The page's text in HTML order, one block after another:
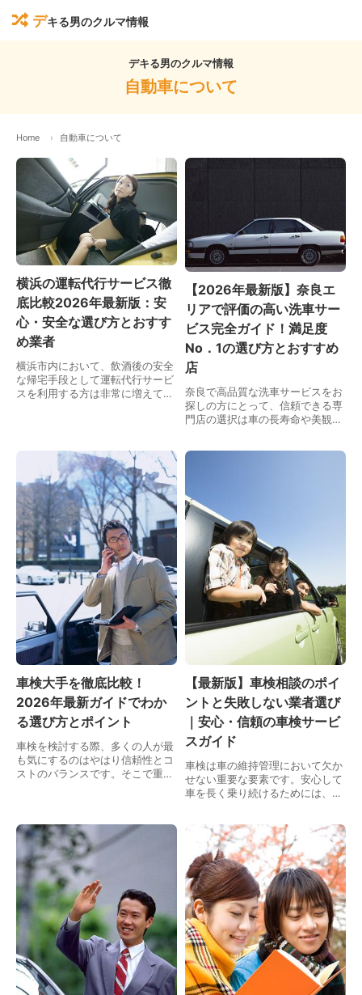
デキる男のクルマ情報
デキる男のクルマ情報
自動車について
Home 自動車について
横浜の運転代行サービス徹
底比較2026年最新版：安
心・安全な選び方とおすす
め業者
横浜市内において、飲酒後の安全
な帰宅手段として運転代行サービ
スを利用する方は非常に増えてい
す高まるでしょう。横…
【2026年最新版】奈良エ
リアで評価の高い洗車サー
ビス完全ガイド！満足度
No．1の選び方とおすすめ
店
奈良で高品質な洗車サービスをお
探しの方にとって、信頼できる専
門店の選択は車の長寿命や美観を
車検大手を徹底比較！
2026年最新ガイドでわか
る選び方とポイント
車検を検討する際、多くの人が最
も気にするのはやはり信頼性とコ
ストのバランスです。そこで重要
呼ばれる業者は、規模…
【最新版】車検相談のポイ
ントと失敗しない業者選び
｜安心・信頼の車検サービ
スガイド
車検は車の維持管理において欠か
せない重要な要素です。安心して
車を長く乗り続けるためには、適
検相談を行う際には、何を重視す
べきか、どのように効…